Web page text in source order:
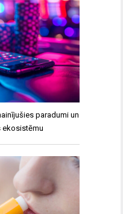
paradumi un
ekosistēmu